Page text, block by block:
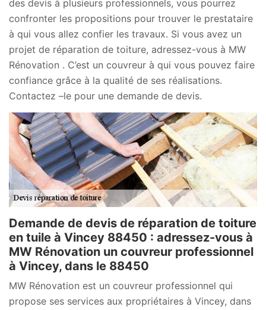
des devis à plusieurs professionnels, vous pourrez
confronter les propositions pour trouver le prestataire
à qui vous allez confier les travaux. Si vous avez un
projet de réparation de toiture, adressez-vous à MW
Rénovation . C’est un couvreur à qui vous pouvez faire
confiance grâce à la qualité de ses réalisations.
Contactez –le pour une demande de devis.
Demande de devis de réparation de toiture
en tuile à Vincey 88450 : adressez-vous à
MW Rénovation un couvreur professionnel
à Vincey, dans le 88450
MW Rénovation est un couvreur professionnel qui
propose ses services aux propriétaires à Vincey, dans